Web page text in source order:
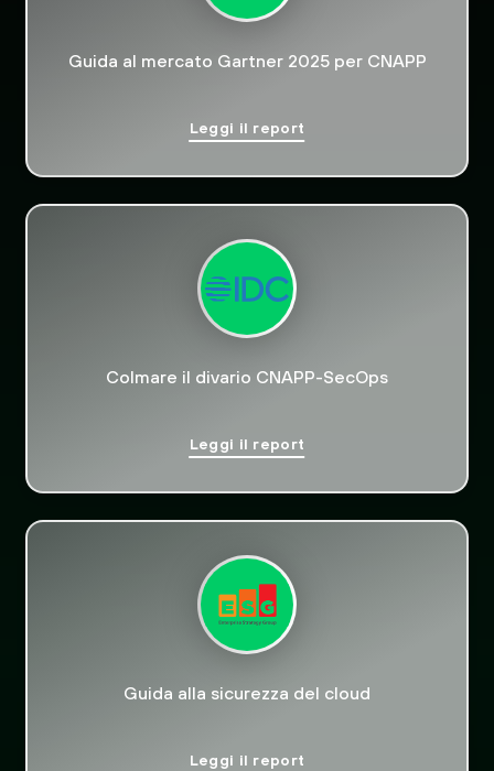
Guida al mercato Gartner 2025 per CNAPP
Leggi il report
Colmare il divario CNAPP-SecOps
Leggi il report
Guida alla sicurezza del cloud
Leggi il report